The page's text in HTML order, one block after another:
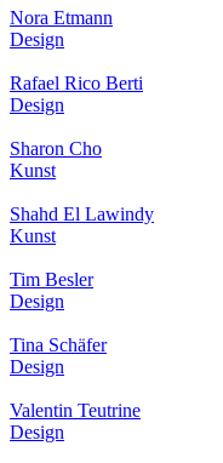
Nora Etmann
Design
Rafael Rico Berti
Design
Sharon Cho
Kunst
Shahd El Lawindy
Kunst
Tim Besler
Design
Tina Schäfer
Design
Valentin Teutrine
Design